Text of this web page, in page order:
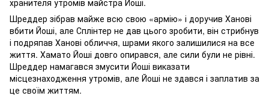
Шреддер зібрав майже всю свою «армію» і доручив Ханові
вбити Йоші, але Сплінтер не дав цього зробити, він стрибнув
і подряпав Ханові обличчя, шрами якого залишилися на все
життя. Хамато Йоші довго опирався, але сили були не рівні.
Шреддер намагався змусити Йоші виказати
місцезнаходження утромів, але Йоші не здався і заплатив за
це своїм життям.